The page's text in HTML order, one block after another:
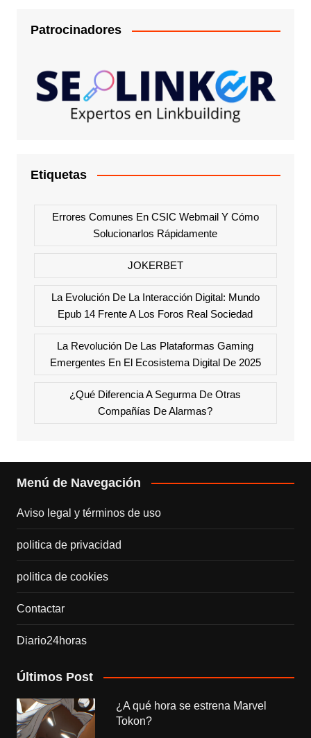
Patrocinadores
Etiquetas
Errores Comunes En CSIC Webmail Y Cómo
Solucionarlos Rápidamente
JOKERBET
La Evolución De La Interacción Digital: Mundo
Epub 14 Frente A Los Foros Real Sociedad
La Revolución De Las Plataformas Gaming
Emergentes En El Ecosistema Digital De 2025
¿Qué Diferencia A Segurma De Otras
Compañías De Alarmas?
Menú de Navegación
Aviso legal y términos de uso
politica de privacidad
politica de cookies
Contactar
Diario24horas
Últimos Post
¿A qué hora se estrena Marvel
Tokon?